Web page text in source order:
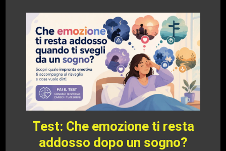
Test: Che emozione ti resta
addosso dopo un sogno?